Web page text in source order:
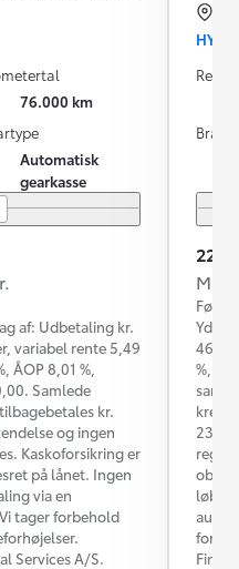
76.000 km
Automatisk
gearkasse
af: Udbetaling kr.
variabel rente 5,49
ÅOP 8,01 %,
Samlede
kr.
og ingen
Kaskoforsikring er
på lånet. Ingen
via en
tager forbehold
Services A/S.
%,
for